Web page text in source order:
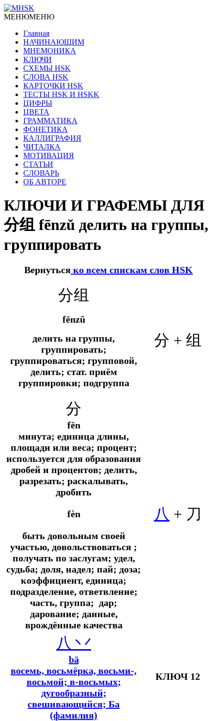
МЕНЮМЕНЮ
Главная
НАЧИНАЮЩИМ
МНЕМОНИКА
КЛЮЧИ
СХЕМЫ HSK
СЛОВА HSK
КАРТОЧКИ HSK
ТЕСТЫ HSK И HSKK
ЦИФРЫ
ЦВЕТА
ГРАММАТИКА
ФОНЕТИКА
КАЛЛИГРАФИЯ
ЧИТАЛКА
МОТИВАЦИЯ
СТАТЬИ
СЛОВАРЬ
ОБ АВТОРЕ
КЛЮЧИ И ГРАФЕМЫ ДЛЯ
分组 fēnzǔ делить на группы,
группировать
Вернуться ко всем спискам слов HSK
分组
fēnzǔ
делить на группы,
группировать;
группироваться; групповой,
делить; стат. приём
группировки; подгруппа
分 + 组
分
fēn
минута; единица длины,
площади или веса; процент;
используется для образования
дробей и процентов; делить,
разрезать; раскалывать,
дробить
fèn
быть довольным своей
участью, довольствоваться ;
получать по заслугам; удел,
судьба; доля, надел; пай; доза;
коэффициент, единица;
подразделение, ответвление;
часть, группа; дар;
дарование; данные,
врождённые качества
八 + 刀
八 丷
bā
восемь, восьмёрка, восьми-,
восьмой; в-восьмых;
дугообразный;
свешивающийся; Ба
(фамилия)
КЛЮЧ 12